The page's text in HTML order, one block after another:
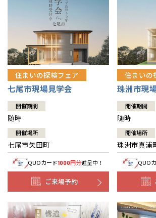
住まいの探検フェア
七尾市現場見学会
開催期間
随時
開催場所
七尾市矢田町
QUOカード1000円分進呈中！
ご来場予約
住まいの
珠洲市現
開催期間
随時
開催場所
珠洲市真浦
QUO